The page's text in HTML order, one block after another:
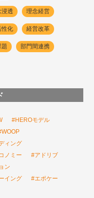
浸透 理念経営
性化 経営改革
題 部門間連携
#HEROモデル
ィング
ノミー
#アドリブ
ン
イング
#エポケー